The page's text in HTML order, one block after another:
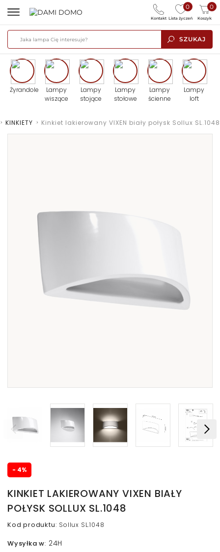
SZUKAJ
0
Lista życzeń
0
Koszyk
Kontakt
Żyrandole
Lampy
wiszące
Lampy
stojące
Lampy
stołowe
Lampy
ścienne
Lampy
loft
> KINKIETY > Kinkiet lakierowany VIXEN biały połysk Sollux SL.1048
- 4%
KINKIET LAKIEROWANY VIXEN BIAŁY
POŁYSK SOLLUX SL.1048
Kod produktu: Sollux SL.1048
Wysyłka w: 24H